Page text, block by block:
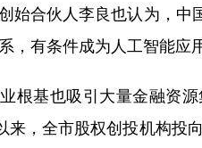
始合伙人李良也认为，中
，有条件成为人工智能应
根基也吸引大量金融资
来，全市股权创投机构